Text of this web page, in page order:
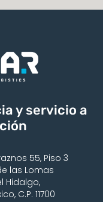
y servicio a
55, Piso 3
las Lomas
Hidalgo,
C.P. 11700